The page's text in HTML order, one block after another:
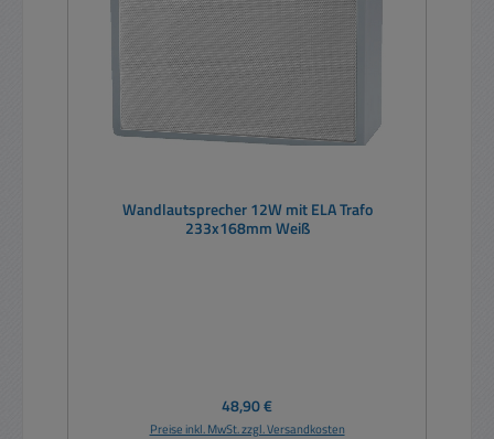
Wandlautsprecher 12W mit ELA Trafo
233x168mm Weiß
Regulärer Preis:
48,90 €
Preise inkl. MwSt. zzgl. Versandkosten